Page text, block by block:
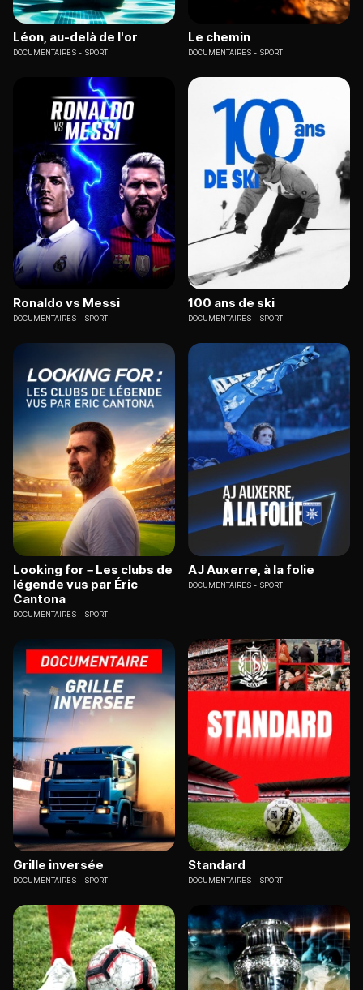
Léon, au-delà de l'or
DOCUMENTAIRES SPORT
Le chemin
DOCUMENTAIRES SPORT
Ronaldo vs Messi
DOCUMENTAIRES SPORT
100 ans de ski
DOCUMENTAIRES SPORT
Looking for – Les clubs de
légende vus par Éric
Cantona
DOCUMENTAIRES SPORT
AJ Auxerre, à la folie
DOCUMENTAIRES SPORT
Grille inversée
DOCUMENTAIRES SPORT
Standard
DOCUMENTAIRES SPORT